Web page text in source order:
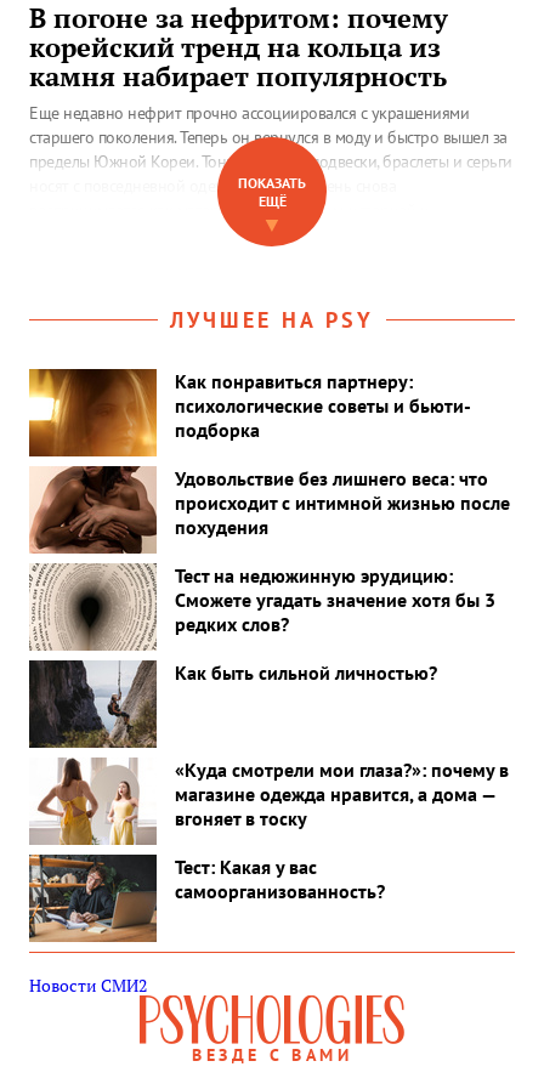
В погоне за нефритом: почему
корейский тренд на кольца из
камня набирает популярность
Еще недавно нефрит прочно ассоциировался с украшениями
старшего поколения. Теперь он вернулся в моду и быстро вышел за
пределы Южной Кореи. Тонкие кольца, подвески, браслеты и серьги
носят с повседневной одеждой, а сам камень снова
воспринимается как материал с характером, историей и
ПОКАЗАТЬ
ЕЩЁ
▼
ЛУЧШЕЕ НА PSY
Как понравиться партнеру:
психологические советы и бьюти-
подборка
Удовольствие без лишнего веса: что
происходит с интимной жизнью после
похудения
Тест на недюжинную эрудицию:
Сможете угадать значение хотя бы 3
редких слов?
Как быть сильной личностью?
«Куда смотрели мои глаза?»: почему в
магазине одежда нравится, а дома —
вгоняет в тоску
Тест: Какая у вас
самоорганизованность?
Новости СМИ2
ВЕЗДЕ С ВАМИ